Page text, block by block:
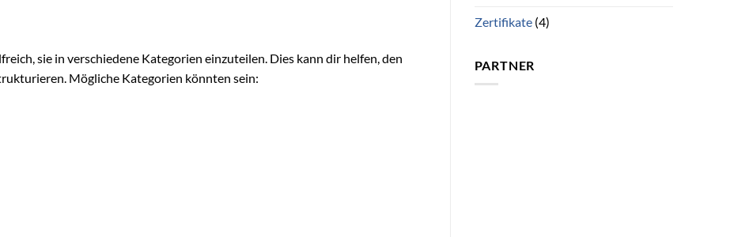
sie in verschiedene Kategorien einzuteilen. Dies kann dir helfen, den
Mögliche Kategorien könnten sein:
Zertifikate(4)
PARTNER